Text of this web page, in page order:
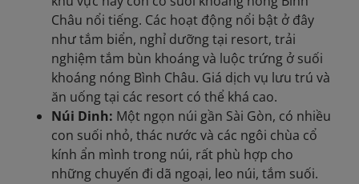
Châu nổi tiếng. Các hoạt động nổi bật ở đây
như tắm biển, nghỉ dưỡng tại resort, trải
nghiệm tắm bùn khoáng và luộc trứng ở suối
khoáng nóng Bình Châu. Giá dịch vụ lưu trú và
ăn uống tại các resort có thể khá cao.
Núi Dinh: Một ngọn núi gần Sài Gòn, có nhiều
con suối nhỏ, thác nước và các ngôi chùa cổ
kính ẩn mình trong núi, rất phù hợp cho
những chuyến đi dã ngoại, leo núi, tắm suối.